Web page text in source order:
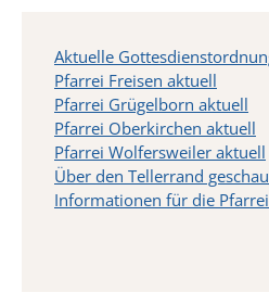
Aktuelle
Pfarrei Freisen aktuell
Pfarrei Grügelborn aktuell
Pfarrei Oberkirchen aktuell
Pfarrei Wolfersweiler aktuell
Über den Tellerrand
Informationen für die